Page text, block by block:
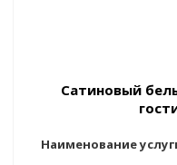
Сатиновый
Наименование